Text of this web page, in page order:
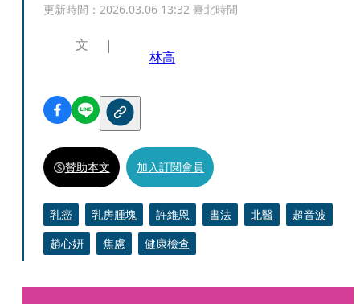
更新時間： 2026.03.06 13:32 臺北時間
文
林高
贊助本文 加入訂閱會員
乳癌 乳房腫塊 許維恩 書法 北醫
超音波
趙心姸
焦慮 健康檢查